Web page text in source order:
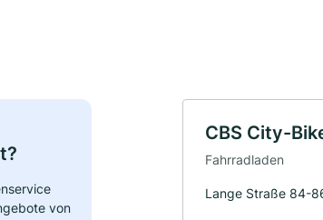
von
CBS City-
Fahrradladen
Lange Straße 84-